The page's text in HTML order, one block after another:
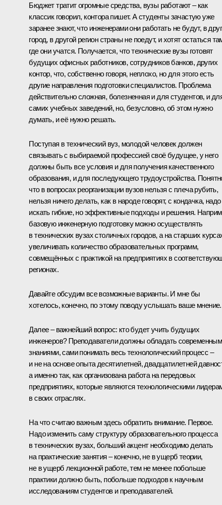
Бюджет тратит огромные средства, вузы работают – как
классик говорил, контора пишет. А студенты зачастую уже
заранее знают, что инженерами они работать не будут, в
город, в другой регион страны не поедут, и хотят остаться
где они учатся. Получается, что технические вузы готовят
будущих офисных работников, сотрудников банков, других
контор, что, собственно говоря, неплохо, но для этого есть
другие направления подготовки специалистов. Проблема
действительно сложная, болезненная и для студентов, и
самих учебных заведений, но, безусловно, об этом нужно
думать, и её нужно решать.
Поступая в технический вуз, молодой человек должен
связывать с выбираемой профессией своё будущее, у него
должны быть все условия и для получения качественного
образования, и для последующего трудоустройства.
что в вопросах реорганизации вузов нельзя с плеча рубить,
нельзя ничего делать, как в народе говорят, с кондачка, надо
искать гибкие, но эффективные подходы и решения.
базовую инженерную подготовку можно осуществлять
в технических вузах столичных городов, а на старших
увеличивать количество образовательных программ,
совмещённых с практикой на предприятиях в
регионах.
Давайте обсудим все возможные варианты. И мне бы
хотелось, конечно, по этому поводу услышать ваше мнение.
Далее – важнейший вопрос: кто будет учить будущих
инженеров? Преподаватели должны обладать
знаниями, сами понимать весь технологический процесс –
и не на основе опыта десятилетней, двадцатилетней
а именно так, как организована работа на передовых
предприятиях, которые являются технологическими
в своих отраслях.
На что считаю важным здесь обратить внимание. Первое.
Надо изменить саму структуру образовательного процесса
в технических вузах, больший акцент необходимо делать
на практические занятия – конечно, не в ущерб теории,
не в ущерб лекционной работе, тем не менее побольше
практики должно быть, побольше подходов к научным
исследованиям студентов и преподавателей.